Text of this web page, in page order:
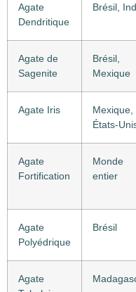
Agate
Dendritique
Brésil,
Agate de
Sagenite
Brésil,
Mexique
Agate Iris
Mexique,
États-
Agate
Fortification
Monde
entier
Agate
Polyédrique
Brésil
Agate